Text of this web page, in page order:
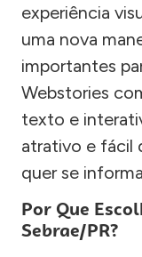
experiência
uma nova
importantes
Webstories
texto e
atrativo e fácil
quer se
Por Que
Sebrae/PR?